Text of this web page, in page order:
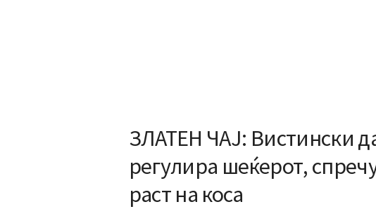
ЗЛАТЕН ЧАЈ: Вистински
регулира шеќерот,
раст на коса